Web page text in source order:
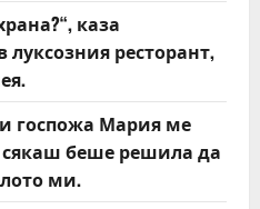
каза
ресторант,
госпожа Мария ме
сякаш беше решила да
ми.